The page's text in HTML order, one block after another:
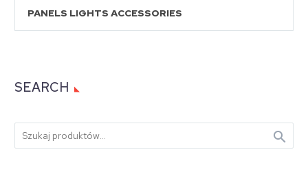
PANELS LIGHTS ACCESSORIES
SEARCH
